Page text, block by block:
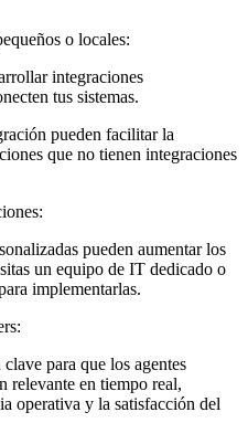
o locales:
integraciones
tus sistemas.
pueden facilitar la
que no tienen integraciones
pueden aumentar los
un equipo de IT dedicado o
implementarlas.
para que los agentes
relevante en tiempo real,
operativa y la satisfacción del